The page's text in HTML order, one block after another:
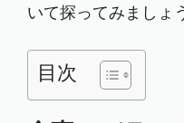
いて探ってみましょ
目次